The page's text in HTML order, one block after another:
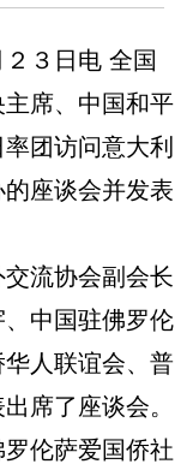
３日电 全国
席、中国和平
团访问意大利
座谈会并发表
流协会副会长
中国驻佛罗伦
人联谊会、普
席了座谈会。
伦萨爱国侨社